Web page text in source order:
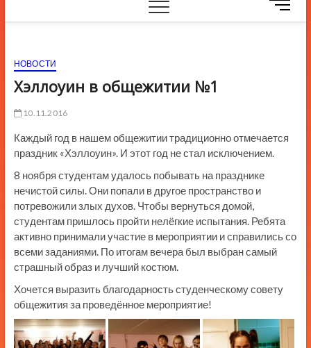
М
е
и
НОВОСТИ
Хэллоуин в общежитии №1
10.11.2016
Каждый год в нашем общежитии традиционно отмечается
праздник «Хэллоуин». И этот год не стал исключением.
8 ноября студентам удалось побывать на празднике
нечистой силы. Они попали в другое пространство и
потревожили злых духов. Чтобы вернуться домой,
студентам пришлось пройти нелёгкие испытания. Ребята
активно принимали участие в мероприятии и справились со
всеми заданиями. По итогам вечера был выбран самый
страшный образ и лучший костюм.
Хочется выразить благодарность студенческому совету
общежития за проведённое мероприятие!